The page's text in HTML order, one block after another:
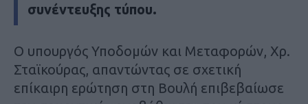
συνέντευξης τύπου.
Ο υπουργός Υποδομών και Μεταφορών, Χρ.
Σταϊκούρας, απαντώντας σε σχετική
επίκαιρη ερώτηση στη Βουλή επιβεβαίωσε